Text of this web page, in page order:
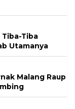
Tiba-Tiba
Utamanya
Malang Raup